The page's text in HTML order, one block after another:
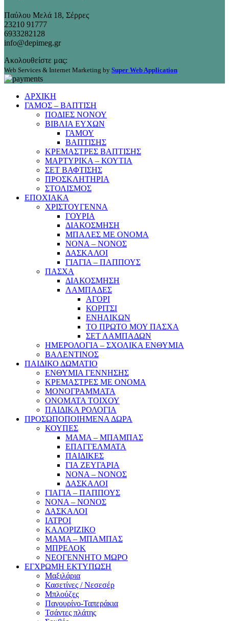
Παύλου Μελά 18, Σέρρες
23210 91777
6933282128
info@depimeg.gr
Ακολουθείστε μας:
Web Services & Internet Marketing by Super Web Application
ΑΡΧΙΚΗ
ΓΑΜΟΣ – ΒΑΠΤΙΣΗ
ΠΟΔΙΕΣ ΝΟΝΟΥ
ΒΙΒΛΙΑ ΕΥΧΩΝ
ΓΑΜΟΥ
ΒΑΠΤΙΣΗΣ
ΚΡΕΜΑΣΤΡΕΣ ΒΑΠΤΙΣΗΣ
ΜΑΡΤΥΡΙΚΑ – ΚΟΥΤΙΑ
ΣΕΤ ΒΑΦΤΙΣΗΣ
ΠΡΟΣΚΛΗΤΗΡΙΑ
ΣΤΟΛΙΣΜΟΣ
ΕΠΟΧΙΑΚΑ
ΧΡΙΣΤΟΥΓΕΝΝΑ
ΓΟΥΡΙΑ
ΔΙΑΚΟΣΜΗΣΗ
ΜΠΑΛΕΣ ΜΕ ΟΝΟΜΑ
ΝΟΝΑ – ΝΟΝΟΣ
ΔΑΣΚΑΛΟΙ
ΓΙΑΓΙΑ – ΠΑΠΠΟΥΣ
ΠΑΣΧΑ
ΔΙΑΚΟΣΜΗΣΗ
ΛΑΜΠΑΔΕΣ
ΑΓΟΡΙ
ΚΟΡΙΤΣΙ
ΕΝΗΛΙΚΩΝ
ΤΟ ΠΡΩΤΟ ΜΟΥ ΠΑΣΧΑ
ΣΕΤ ΛΑΜΠΑΔΩΝ
ΗΜΕΡΟΛΟΓΙΑ – ΣΧΟΛΙΚΑ ΕΝΘΥΜΙΑ
ΒΑΛΕΝΤΙΝΟΣ
ΠΑΙΔΙΚΟ ΔΩΜΑΤΙΟ
ΕΝΘΥΜΙΑ ΓΕΝΝΗΣΗΣ
ΚΡΕΜΑΣΤΡΕΣ ΜΕ ΟΝΟΜΑ
ΜΟΝΟΓΡΑΜΜΑΤΑ
ΟΝΟΜΑΤΑ ΤΟΙΧΟΥ
ΠΑΙΔΙΚΑ ΡΟΛΟΓΙΑ
ΠΡΟΣΩΠΟΠΟΙΗΜΕΝΑ ΔΩΡΑ
ΚΟΥΠΕΣ
ΜΑΜΑ – ΜΠΑΜΠΑΣ
ΕΠΑΓΓΕΛΜΑΤΑ
ΠΑΙΔΙΚΕΣ
ΓΙΑ ΖΕΥΓΑΡΙΑ
ΝΟΝΑ – ΝΟΝΟΣ
ΔΑΣΚΑΛΟΙ
ΓΙΑΓΙΑ – ΠΑΠΠΟΥΣ
ΝΟΝΑ – ΝΟΝΟΣ
ΔΑΣΚΑΛΟΙ
ΙΑΤΡΟΙ
ΚΑΛΟΡΙΖΙΚΟ
ΜΑΜΑ – ΜΠΑΜΠΑΣ
ΜΠΡΕΛΟΚ
ΝΕΟΓΕΝΝΗΤΟ ΜΩΡΟ
ΕΓΧΡΩΜΗ ΕΚΤΥΠΩΣΗ
Μαξιλάρια
Κασετίνες / Νεσεσέρ
Μπλούζες
Παγουρίνο-Ταπεράκια
Τσάντες πλάτης